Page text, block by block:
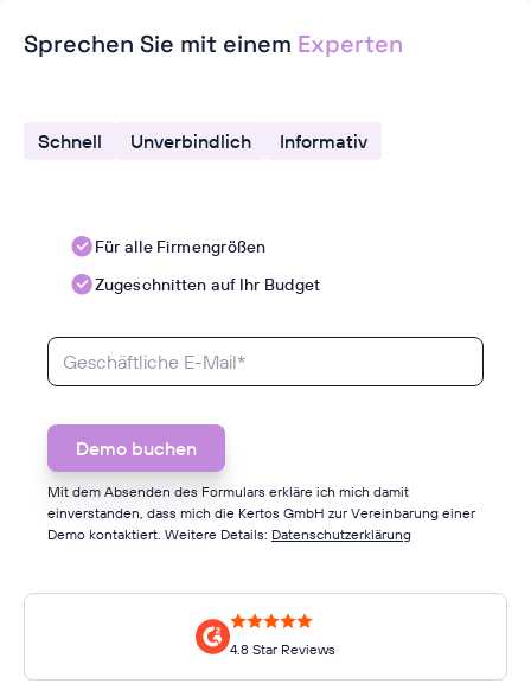
Sprechen Sie mit einem Experten
Schnell Unverbindlich Informativ
Für alle Firmengrößen
Zugeschnitten auf Ihr Budget
Mit dem Absenden des Formulars erkläre ich mich damit
einverstanden, dass mich die Kertos GmbH zur Vereinbarung einer
Demo kontaktiert. Weitere Details: Datenschutzerklärung
4.8 Star Reviews